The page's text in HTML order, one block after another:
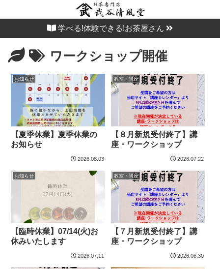
学べる!体験できる!お茶屋さん
ワークショップ開催
お知らせ
【夏季休業】夏季休業の
お知らせ
2026.08.03
教室・講座
【８月新規受付終了】講
座・ワークショップ
2026.07.22
お知らせ
【臨時休業】07/14(火)お
休みいたします
2026.07.11
教室・講座
【７月新規受付終了】講
座・ワークショップ
2026.06.30